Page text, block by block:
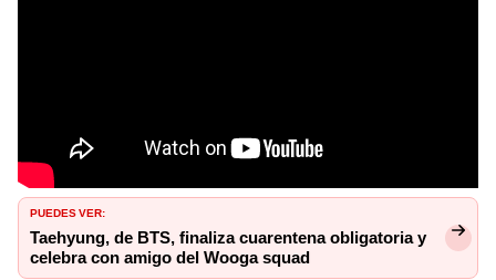
PUEDES VER:
Taehyung, de BTS, finaliza cuarentena obligatoria y
celebra con amigo del Wooga squad